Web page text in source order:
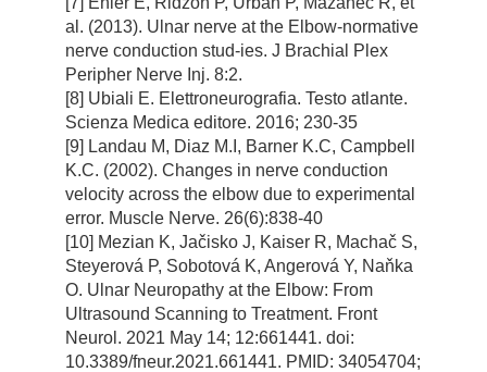
al. (2013). Ulnar nerve at the Elbow-normative
nerve conduction stud-ies. J Brachial Plex
Peripher Nerve Inj. 8:2.
[8] Ubiali E. Elettroneurografia. Testo atlante.
Scienza Medica editore. 2016; 230-35
[9] Landau M, Diaz M.I, Barner K.C, Campbell
K.C. (2002). Changes in nerve conduction
velocity across the elbow due to experimental
error. Muscle Nerve. 26(6):838-40
[10] Mezian K, Jačisko J, Kaiser R, Machač S,
Steyerová P, Sobotová K, Angerová Y, Naňka
O. Ulnar Neuropathy at the Elbow: From
Ultrasound Scanning to Treatment. Front
Neurol. 2021 May 14; 12:661441. doi:
10.3389/fneur.2021.661441. PMID: 34054704;